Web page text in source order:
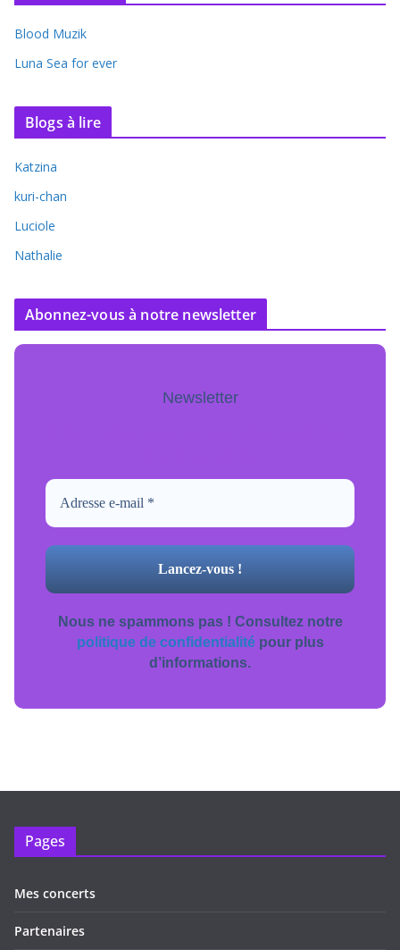
Blood Muzik
Luna Sea for ever
Blogs à lire
Katzina
kuri-chan
Luciole
Nathalie
Abonnez-vous à notre newsletter
Newsletter
Nous ne spammons pas ! Consultez notre
politique de confidentialitépour plus
d’informations.
Pages
Mes concerts
Partenaires